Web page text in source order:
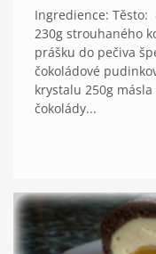
Ingredience: Těsto:
230g strouhaného
prášku do pečiva
čokoládové
krystalu 250g
čokolády...